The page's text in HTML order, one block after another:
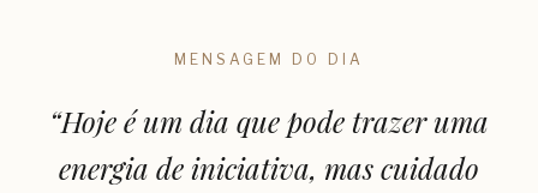
MENSAGEM DO DIA
“Hoje é um dia que pode trazer uma
energia de iniciativa, mas cuidado